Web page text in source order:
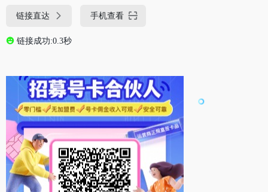
链接直达 手机查看
链接成功:0.3秒